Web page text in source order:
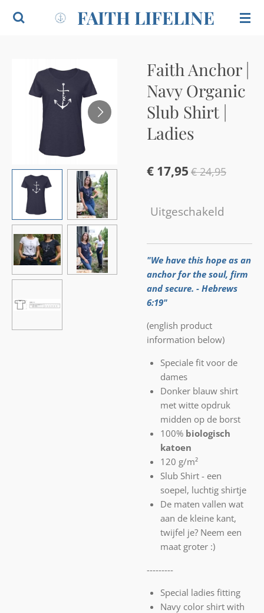
Ga
direct
hoofdinhoud
FAITH LIFELINE
Faith Anchor |
Navy Organic
Slub Shirt |
Ladies
€ 17,95 € 24,95
Uitgeschakeld
"We have this hope as an
anchor for the soul, firm
and secure. - Hebrews
6:19"
(english product
information below)
Speciale fit voor de
dames
Donker blauw shirt
met witte opdruk
midden op de borst
100% biologisch
katoen
120 g/m²
Slub Shirt - een
soepel, luchtig shirtje
De maten vallen wat
aan de kleine kant,
twijfel je? Neem een
maat groter :)
---------
Special ladies fitting
Navy color shirt with